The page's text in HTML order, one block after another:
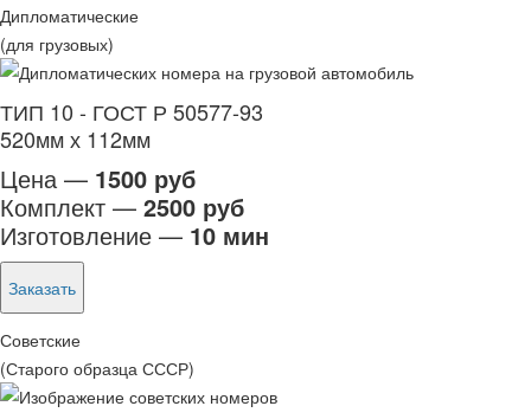
Дипломатические
(для грузовых)
ТИП 10 - ГОСТ Р 50577-93
520мм х 112мм
Цена — 1500 руб
Комплект — 2500 руб
Изготовление — 10 мин
Заказать
Советские
(Старого образца СССР)